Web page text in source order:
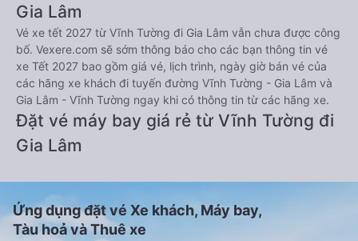
Gia Lâm
Vé xe tết 2027 từ Vĩnh Tường đi Gia Lâm vẫn chưa được công
bố. Vexere.com sẽ sớm thông báo cho các bạn thông tin vé
xe Tết 2027 bao gồm giá vé, lịch trình, ngày giờ bán vé của
các hãng xe khách đi tuyến đường Vĩnh Tường - Gia Lâm và
Gia Lâm - Vĩnh Tường ngay khi có thông tin từ các hãng xe.
Đặt vé máy bay giá rẻ từ Vĩnh Tường đi
Gia Lâm
Ứng dụng đặt vé Xe khách, Máy bay,
Tàu hoả và Thuê xe